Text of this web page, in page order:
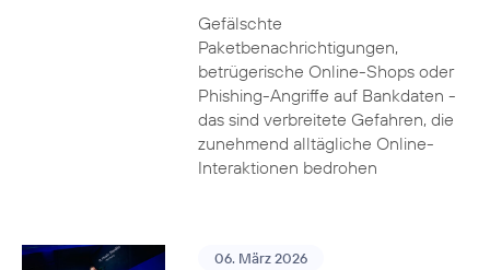
Gefälschte
Paketbenachrichtigungen,
betrügerische Online-Shops oder
Phishing-Angriffe auf Bankdaten -
das sind verbreitete Gefahren, die
zunehmend alltägliche Online-
Interaktionen bedrohen
06. März 2026